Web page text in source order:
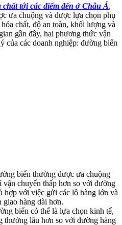
chất tới các điểm đến ở Châu Á,
ưa chuộng và được lựa chọn phụ
chất, độ an toàn, khối lượng và
gần đây, hai phương thức vận
của các doanh nghiệp: đường biển
biển thường được ưa chuộng
chuyển thấp hơn so với đường
hợp với việc gửi các lô hàng lớn và
hàng dài hơn.
biển có thể là lựa chọn kinh tế,
thường lâu hơn so với đường hàng